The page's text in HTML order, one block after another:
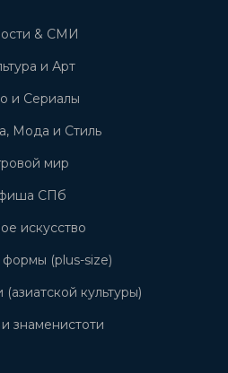
& СМИ
и Арт
и Сериалы
Мода и Стиль
мир
СПб
искусство
(plus-size)
культуры)
знаменистоти